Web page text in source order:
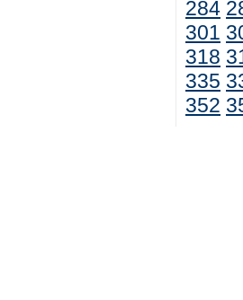
284
301
318
335
352